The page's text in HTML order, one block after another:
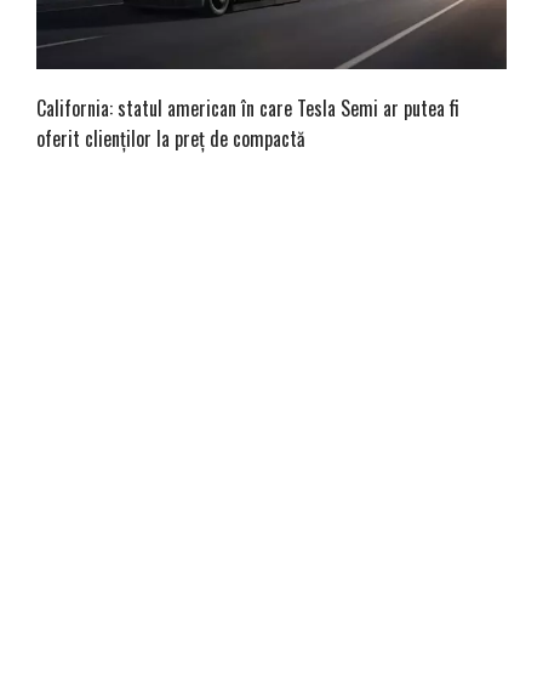
California: statul american în care Tesla Semi ar putea fi
oferit clienților la preț de compactă